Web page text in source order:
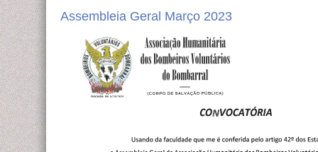
Assembleia Geral Março 2023